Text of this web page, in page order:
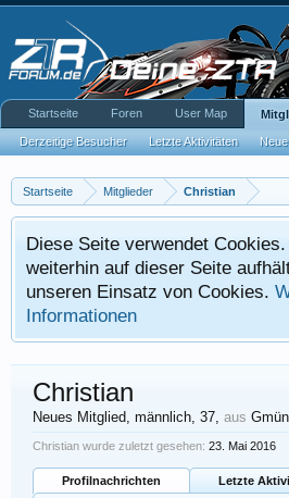
Startseite Mitglieder Christian
Diese Seite verwendet
weiterhin auf dieser Seite
unseren Einsatz von Cookies.
Informationen
Christian
Neues Mitglied, männlich, 37, aus
Christian wurde zuletzt gesehen: 23. Mai 2016
Profilnachrichten Letzte
Startseite Foren User Map
Derzeitige Besucher Letzte Aktivitäten